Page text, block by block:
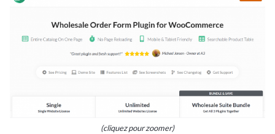
(cliquez pour zoomer)